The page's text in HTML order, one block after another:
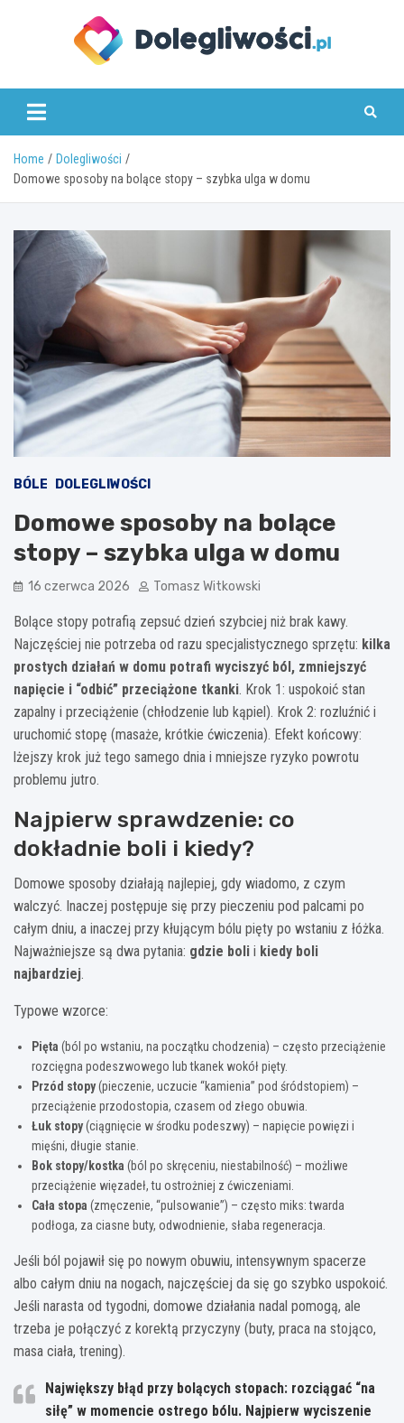
dolegliwosci.pl
Home
Dolegliwości
Domowe sposoby na bolące stopy – szybka ulga w domu
BÓLE DOLEGLIWOŚCI
Domowe sposoby na bolące
stopy – szybka ulga w domu
16 czerwca 2026 Tomasz Witkowski
Bolące stopy potrafią zepsuć dzień szybciej niż brak kawy.
Najczęściej nie potrzeba od razu specjalistycznego sprzętu: kilka
prostych działań w domu potrafi wyciszyć ból, zmniejszyć
napięcie i “odbić” przeciążone tkanki. Krok 1: uspokoić stan
zapalny i przeciążenie (chłodzenie lub kąpiel). Krok 2: rozluźnić i
uruchomić stopę (masaże, krótkie ćwiczenia). Efekt końcowy:
lżejszy krok już tego samego dnia i mniejsze ryzyko powrotu
problemu jutro.
Najpierw sprawdzenie: co
dokładnie boli i kiedy?
Domowe sposoby działają najlepiej, gdy wiadomo, z czym
walczyć. Inaczej postępuje się przy pieczeniu pod palcami po
całym dniu, a inaczej przy kłującym bólu pięty po wstaniu z łóżka.
Najważniejsze są dwa pytania: gdzie boli i kiedy boli
najbardziej.
Typowe wzorce:
Pięta (ból po wstaniu, na początku chodzenia) – często przeciążenie
rozcięgna podeszwowego lub tkanek wokół pięty.
Przód stopy(pieczenie, uczucie “kamienia” pod śródstopiem) –
przeciążenie przodostopia, czasem od złego obuwia.
Łuk stopy(ciągnięcie w środku podeszwy) – napięcie powięzi i
mięśni, długie stanie.
Bok stopy/kostka (ból po skręceniu, niestabilność) – możliwe
przeciążenie więzadeł, tu ostrożniej z ćwiczeniami.
Cała stopa (zmęczenie, “pulsowanie”) – często miks: twarda
podłoga, za ciasne buty, odwodnienie, słaba regeneracja.
Jeśli ból pojawił się po nowym obuwiu, intensywnym spacerze
albo całym dniu na nogach, najczęściej da się go szybko uspokoić.
Jeśli narasta od tygodni, domowe działania nadal pomogą, ale
trzeba je połączyć z korektą przyczyny (buty, praca na stojąco,
masa ciała, trening).
Największy błąd przy bolących stopach: rozciągać “na
siłę” w momencie ostrego bólu. Najpierw wyciszenie